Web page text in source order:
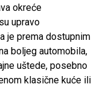
okreće
upravo
je prema dostupnim
boljeg automobila,
uštede, posebno
klasične kuće ili